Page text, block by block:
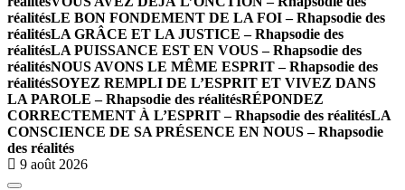
réalitésLE BON FONDEMENT DE LA FOI – Rhapsodie des
réalitésLA GRÂCE ET LA JUSTICE – Rhapsodie des
réalitésLA PUISSANCE EST EN VOUS – Rhapsodie des
réalitésNOUS AVONS LE MÊME ESPRIT – Rhapsodie des
réalitésSOYEZ REMPLI DE L’ESPRIT ET VIVEZ DANS
LA PAROLE – Rhapsodie des réalitésRÉPONDEZ
CORRECTEMENT À L’ESPRIT – Rhapsodie des réalitésLA
CONSCIENCE DE SA PRÉSENCE EN NOUS – Rhapsodie
des réalités
9 août 2026